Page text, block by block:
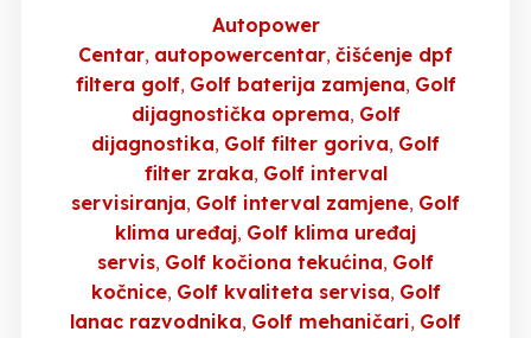
Autopower
Centar autopowercentar čišćenje dpf
filtera golf Golf baterija zamjena Golf
dijagnostička oprema Golf
dijagnostika Golf filter goriva Golf
filter zraka Golf interval
servisiranja Golf interval zamjene Golf
klima uređaj Golf klima uređaj
servis Golf kočiona tekućina Golf
kočnice Golf kvaliteta servisa Golf
lanac razvodnika Golf mehaničari Golf